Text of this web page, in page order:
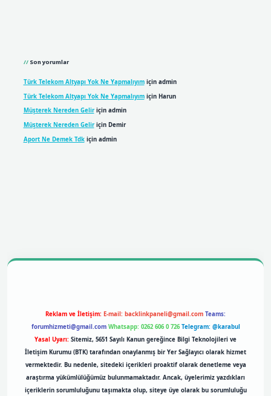
Son yorumlar
Türk Telekom Altyapı Yok Ne Yapmalıyımiçin admin
Türk Telekom Altyapı Yok Ne Yapmalıyımiçin Harun
Müşterek Nereden Geliriçin admin
Müşterek Nereden Geliriçin Demir
Aport Ne Demek Tdkiçin admin
Reklam ve İletişim: E-mail: backlinkpaneli@gmail.com Teams:
forumhizmeti@gmail.com Whatsapp: 0262 606 0 726 Telegram: @karabul
Yasal Uyarı: Sitemiz, 5651 Sayılı Kanun gereğince Bilgi Teknolojileri ve
İletişim Kurumu (BTK) tarafından onaylanmış bir Yer Sağlayıcı olarak hizmet
vermektedir. Bu nedenle, sitedeki içerikleri proaktif olarak denetleme veya
araştırma yükümlülüğümüz bulunmamaktadır. Ancak, üyelerimiz yazdıkları
içeriklerin sorumluluğunu taşımakta olup, siteye üye olarak bu sorumluluğu